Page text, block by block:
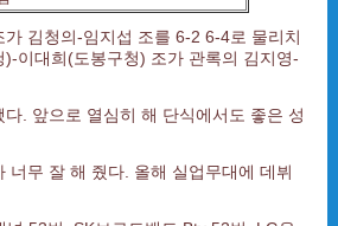
김청의-임지섭 조를 6-2 6-4로 물리치
이대희(도봉구청) 조가 관록의 김지영-
. 앞으로 열심히 해 단식에서도 좋은 성
무 잘 해 줬다. 올해 실업무대에 데뷔